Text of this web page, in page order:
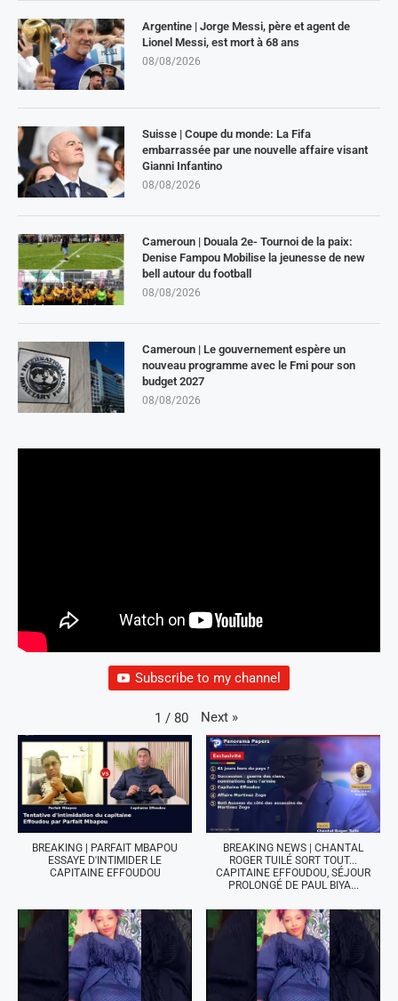
Argentine | Jorge Messi, père et agent de
Lionel Messi, est mort à 68 ans
08/08/2026
Suisse | Coupe du monde: La Fifa
embarrassée par une nouvelle affaire visant
Gianni Infantino
08/08/2026
Cameroun | Douala 2e- Tournoi de la paix:
Denise Fampou Mobilise la jeunesse de new
bell autour du football
08/08/2026
Cameroun | Le gouvernement espère un
nouveau programme avec le Fmi pour son
budget 2027
08/08/2026
Subscribe to my channel
1 / 80 Next »
BREAKING | PARFAIT MBAPOU
ESSAYE D'INTIMIDER LE
CAPITAINE EFFOUDOU
BREAKING NEWS | CHANTAL
ROGER TUILÉ SORT TOUT...
CAPITAINE EFFOUDOU, SÉJOUR
PROLONGÉ DE PAUL BIYA...